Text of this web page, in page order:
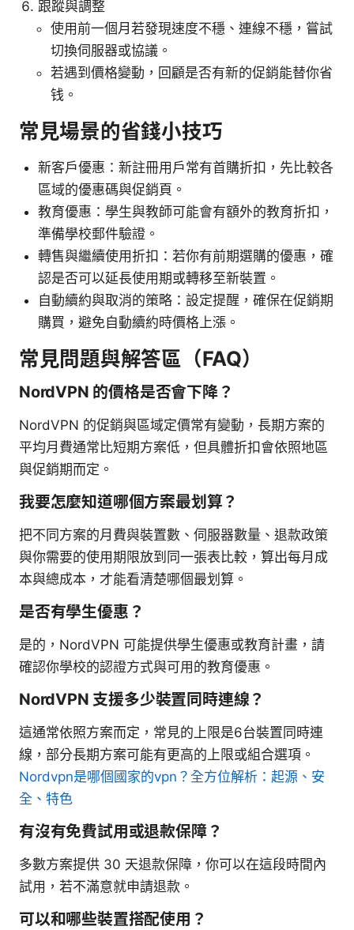
跟蹤與調整
使用前一個月若發現速度不穩、連線不穩，嘗試
切換伺服器或協議。
若遇到價格變動，回顧是否有新的促銷能替你省
钱。
常見場景的省錢小技巧
新客戶優惠：新註冊用戶常有首購折扣，先比較各
區域的優惠碼與促銷頁。
教育優惠：學生與教師可能會有額外的教育折扣，
準備學校郵件驗證。
轉售與繼續使用折扣：若你有前期選購的優惠，確
認是否可以延長使用期或轉移至新裝置。
自動續約與取消的策略：設定提醒，確保在促銷期
購買，避免自動續約時價格上漲。
常見問題與解答區（FAQ）
NordVPN 的價格是否會下降？
NordVPN 的促銷與區域定價常有變動，長期方案的
平均月費通常比短期方案低，但具體折扣會依照地區
與促銷期而定。
我要怎麼知道哪個方案最划算？
把不同方案的月費與裝置數、伺服器數量、退款政策
與你需要的使用期限放到同一張表比較，算出每月成
本與總成本，才能看清楚哪個最划算。
是否有學生優惠？
是的，NordVPN 可能提供學生優惠或教育計畫，請
確認你學校的認證方式與可用的教育優惠。
NordVPN 支援多少裝置同時連線？
這通常依照方案而定，常見的上限是6台裝置同時連
線，部分長期方案可能有更高的上限或組合選項。
Nordvpn是哪個國家的vpn？全方位解析：起源、安
全、特色
有沒有免費試用或退款保障？
多數方案提供 30 天退款保障，你可以在這段時間內
試用，若不滿意就申請退款。
可以和哪些裝置搭配使用？